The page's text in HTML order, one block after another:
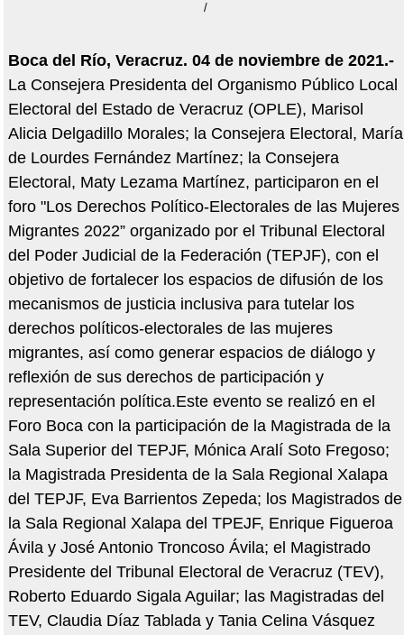
/
Boca del Río, Veracruz. 04 de noviembre de 2021.-
La Consejera Presidenta del Organismo Público Local
Electoral del Estado de Veracruz (OPLE), Marisol
Alicia Delgadillo Morales; la Consejera Electoral, María
de Lourdes Fernández Martínez; la Consejera
Electoral, Maty Lezama Martínez, participaron en el
foro "Los Derechos Político-Electorales de las Mujeres
Migrantes 2022” organizado por el Tribunal Electoral
del Poder Judicial de la Federación (TEPJF), con el
objetivo de fortalecer los espacios de difusión de los
mecanismos de justicia inclusiva para tutelar los
derechos políticos-electorales de las mujeres
migrantes, así como generar espacios de diálogo y
reflexión de sus derechos de participación y
representación política.Este evento se realizó en el
Foro Boca con la participación de la Magistrada de la
Sala Superior del TEPJF, Mónica Aralí Soto Fregoso;
la Magistrada Presidenta de la Sala Regional Xalapa
del TEPJF, Eva Barrientos Zepeda; los Magistrados de
la Sala Regional Xalapa del TPEJF, Enrique Figueroa
Ávila y José Antonio Troncoso Ávila; el Magistrado
Presidente del Tribunal Electoral de Veracruz (TEV),
Roberto Eduardo Sigala Aguilar; las Magistradas del
TEV, Claudia Díaz Tablada y Tania Celina Vásquez